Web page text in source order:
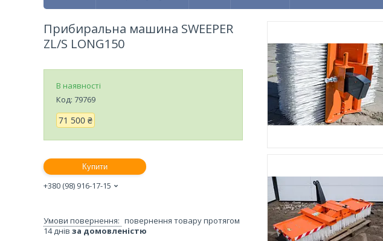
Прибиральна машина SWEEPER
ZL/S LONG150
В наявності
Код: 79769
71 500 ₴
Купити
+380 (98) 916-17-15
повернення товару протягом
14 днів за домовленістю